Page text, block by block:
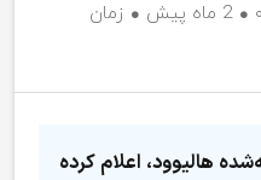
۰ 2 ماه پیش
زمان
هالیوود، اعلام کرده